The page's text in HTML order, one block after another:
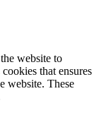
website to
that ensures
website. These